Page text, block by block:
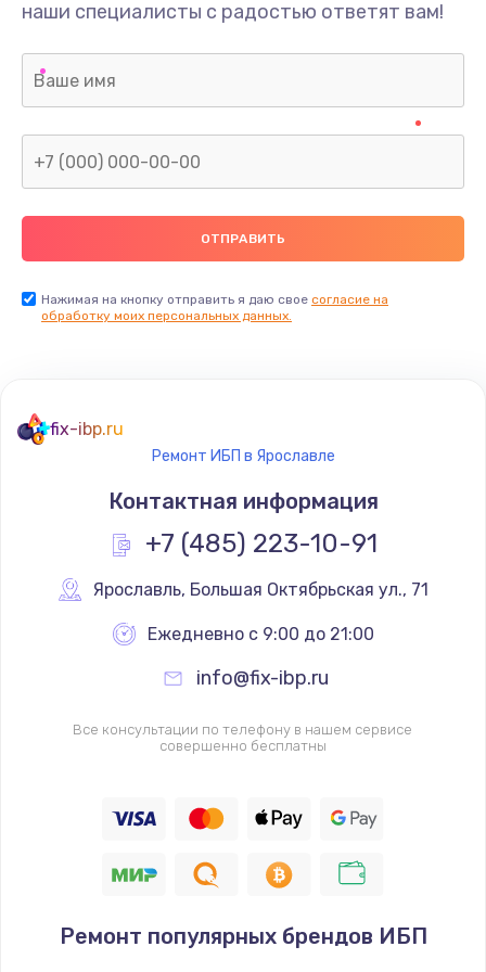
наши специалисты с радостью ответят вам!
Нажимая на кнопку отправить я даю свое согласие на
обработку моих персональных данных.
fix-ibp.ru
Ремонт ИБП в Ярославле
Контактная информация
+7 (485) 223-10-91
Ярославль, Большая Октябрьская ул., 71
Ежедневно с 9:00 до 21:00
info@fix-ibp.ru
Все консультации по телефону в нашем сервисе
совершенно бесплатны
Ремонт популярных брендов ИБП